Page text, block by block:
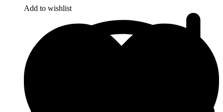
Add to wishlist